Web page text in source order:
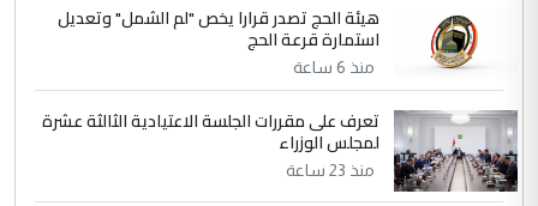
هيئة الحج تصدر قرارا يخص "لم الشمل" وتعديل
استمارة قرعة الحج
منذ 6 ساعة
تعرف على مقررات الجلسة الاعتيادية الثالثة عشرة
لمجلس الوزراء
منذ 23 ساعة